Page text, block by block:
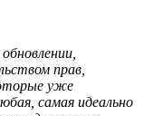
прав,
уже
самая идеально